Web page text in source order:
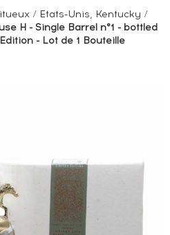
/ Etats-Unis, Kentucky /
H - Single Barrel n°1 - bottled
- Lot de 1 Bouteille